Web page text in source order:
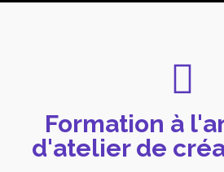
Formation à
d'atelier de